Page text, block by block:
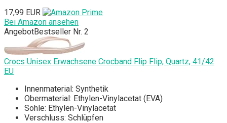
17,99 EUR
Bei Amazon ansehen
AngebotBestseller Nr. 2
Crocs Unisex Erwachsene Crocband Flip Flip, Quartz, 41/42
EU
Innenmaterial: Synthetik
Obermaterial: Ethylen-Vinylacetat (EVA)
Sohle: Ethylen-Vinylacetat
Verschluss: Schlüpfen